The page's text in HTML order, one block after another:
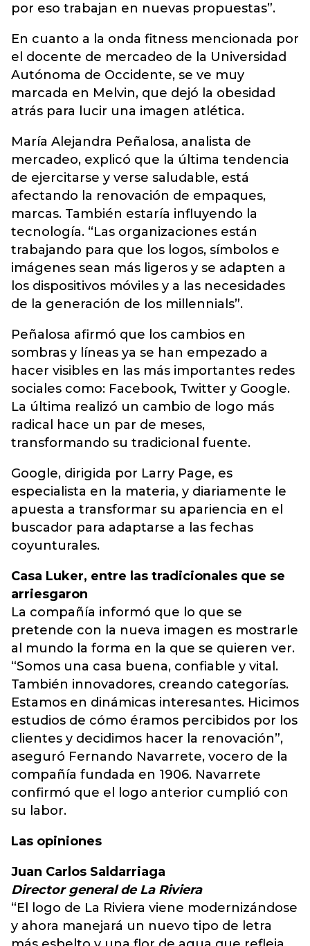
por eso trabajan en nuevas propuestas”.
En cuanto a la onda fitness mencionada por
el docente de mercadeo de la Universidad
Autónoma de Occidente, se ve muy
marcada en Melvin, que dejó la obesidad
atrás para lucir una imagen atlética.
María Alejandra Peñalosa, analista de
mercadeo, explicó que la última tendencia
de ejercitarse y verse saludable, está
afectando la renovación de empaques,
marcas. También estaría influyendo la
tecnología. “Las organizaciones están
trabajando para que los logos, símbolos e
imágenes sean más ligeros y se adapten a
los dispositivos móviles y a las necesidades
de la generación de los millennials”.
Peñalosa afirmó que los cambios en
sombras y líneas ya se han empezado a
hacer visibles en las más importantes redes
sociales como: Facebook, Twitter y Google.
La última realizó un cambio de logo más
radical hace un par de meses,
transformando su tradicional fuente.
Google, dirigida por Larry Page, es
especialista en la materia, y diariamente le
apuesta a transformar su apariencia en el
buscador para adaptarse a las fechas
coyunturales.
Casa Luker, entre las tradicionales que se
arriesgaron
La compañía informó que lo que se
pretende con la nueva imagen es mostrarle
al mundo la forma en la que se quieren ver.
“Somos una casa buena, confiable y vital.
También innovadores, creando categorías.
Estamos en dinámicas interesantes. Hicimos
estudios de cómo éramos percibidos por los
clientes y decidimos hacer la renovación”,
aseguró Fernando Navarrete, vocero de la
compañía fundada en 1906. Navarrete
confirmó que el logo anterior cumplió con
su labor.
Las opiniones
Juan Carlos Saldarriaga
Director general de La Riviera
“El logo de La Riviera viene modernizándose
y ahora manejará un nuevo tipo de letra